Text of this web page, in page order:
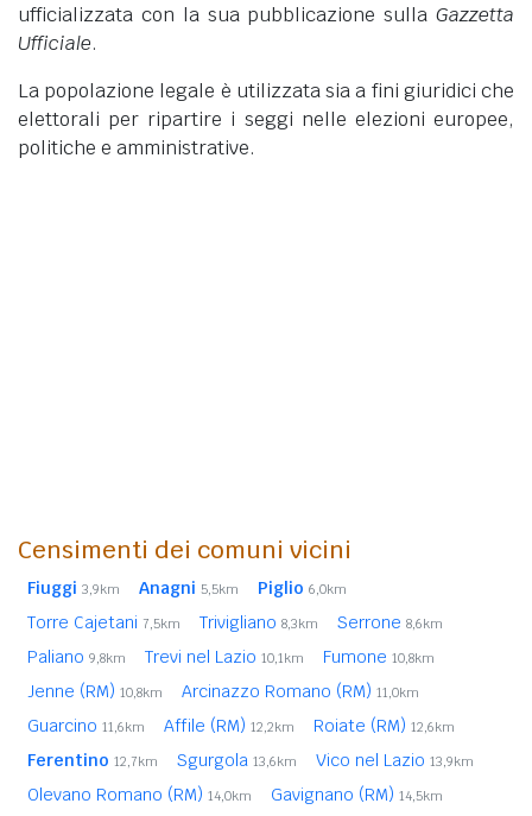
ufficializzata con la sua pubblicazione sulla Gazzetta
Ufficiale.
La popolazione legale è utilizzata sia a fini giuridici che
elettorali per ripartire i seggi nelle elezioni europee,
politiche e amministrative.
Censimenti dei comuni vicini
Fiuggi 3,9km Anagni 5,5km Piglio 6,0km
Torre Cajetani 7,5km Trivigliano 8,3km Serrone 8,6km
Paliano 9,8km Trevi nel Lazio 10,1km Fumone 10,8km
Jenne (RM) 10,8km Arcinazzo Romano (RM) 11,0km
Guarcino 11,6km Affile (RM) 12,2km Roiate (RM) 12,6km
Ferentino 12,7km Sgurgola 13,6km Vico nel Lazio 13,9km
Olevano Romano (RM) 14,0km Gavignano (RM) 14,5km